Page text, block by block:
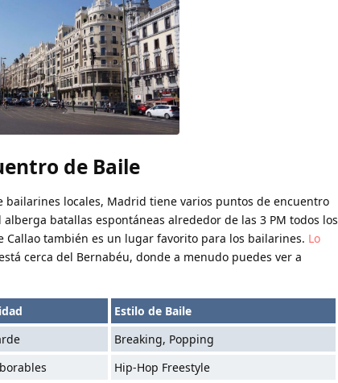
de Baile
bailarines locales, Madrid tiene varios puntos de encuentro
batallas espontáneas alrededor de las 3 PM todos los
Callao también es un lugar favorito para los bailarines. Lo
cerca del Bernabéu, donde a menudo puedes ver a
Estilo de Baile
Breaking, Popping
Hip-Hop Freestyle